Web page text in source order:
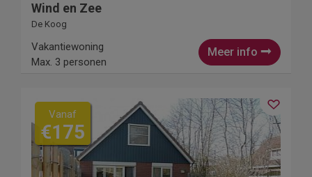
Wind en Zee
De Koog
Meer info
Vakantiewoning
Max. 3 personen
Vanaf
€175